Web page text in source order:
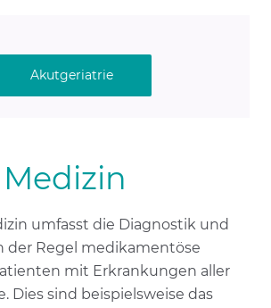
Akutgeriatrie
umfasst die Diagnostik und
der Regel medikamentöse
mit Erkrankungen aller
Dies sind beispielsweise das